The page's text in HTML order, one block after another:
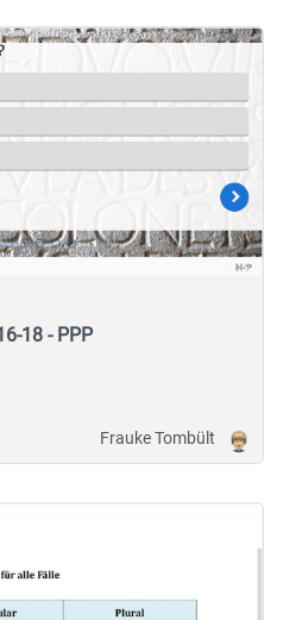
18 - PPP
Frauke Tombült